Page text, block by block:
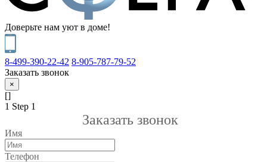
Доверьте нам уют в доме!
8-499-390-22-42 8-905-787-79-52
Заказать звонок
×
[]
1 Step 1
Заказать звонок
Имя
Телефон